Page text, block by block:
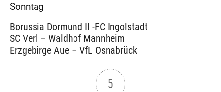
Sonntag
Borussia Dormund II -FC Ingolstadt
SC Verl – Waldhof Mannheim
Erzgebirge Aue – VfL Osnabrück
5